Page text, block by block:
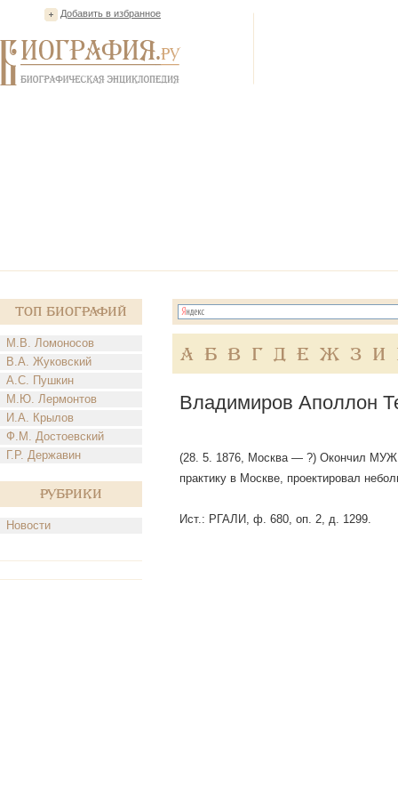
Добавить в избранное
Топ Биографий
М.В. Ломоносов
В.А. Жуковский
А.С. Пушкин
М.Ю. Лермонтов
И.А. Крылов
Ф.М. Достоевский
Г.Р. Державин
Рубрики
Новости
А Б В Г Д Е Ж З И
Владимиров Аполлон
(28. 5. 1876, Москва — ?) Окончил
практику в Москве, проектировал
Ист.: РГАЛИ, ф. 680, оп. 2, д. 1299.